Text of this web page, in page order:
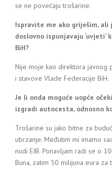
se ne povećaju trošarine.
Ispravite me ako griješim, ali
doslovno ispunjavaju
BiH?
Nije moje kao direktora javnog
i stavove Vlade Federacije BiH.
Je li onda moguće uopće
izgradi autocesta, odnosno
Trošarine su jako bitne za
ubrzanje. Međutim mi imamo
nudi EIB. Ponavljam radi se o
Buna, zatim 50 milijuna eura za